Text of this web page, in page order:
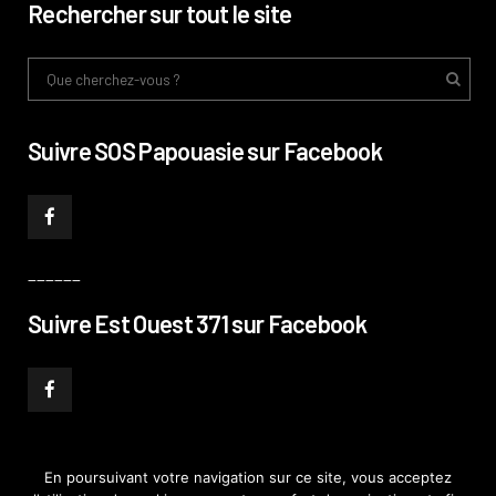
Rechercher sur tout le site
Suivre SOS Papouasie sur Facebook
Suivre Est Ouest 371 sur Facebook
En poursuivant votre navigation sur ce site, vous acceptez